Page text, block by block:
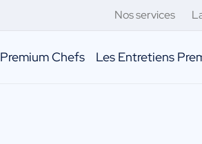
Nos services
Premium Chefs Les Entretiens